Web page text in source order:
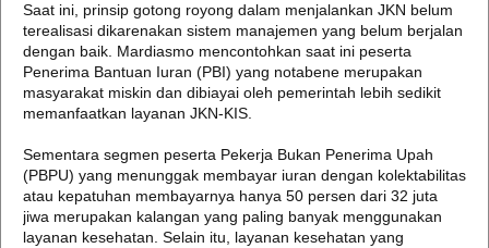
Saat ini, prinsip gotong royong dalam menjalankan JKN belum
terealisasi dikarenakan sistem manajemen yang belum berjalan
dengan baik. Mardiasmo mencontohkan saat ini peserta
Penerima Bantuan Iuran (PBI) yang notabene merupakan
masyarakat miskin dan dibiayai oleh pemerintah lebih sedikit
memanfaatkan layanan JKN-KIS.
Sementara segmen peserta Pekerja Bukan Penerima Upah
(PBPU) yang menunggak membayar iuran dengan kolektabilitas
atau kepatuhan membayarnya hanya 50 persen dari 32 juta
jiwa merupakan kalangan yang paling banyak menggunakan
layanan kesehatan. Selain itu, layanan kesehatan yang